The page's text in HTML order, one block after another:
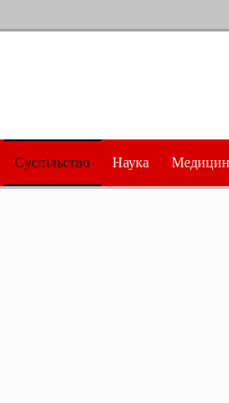
Суспільство Наука